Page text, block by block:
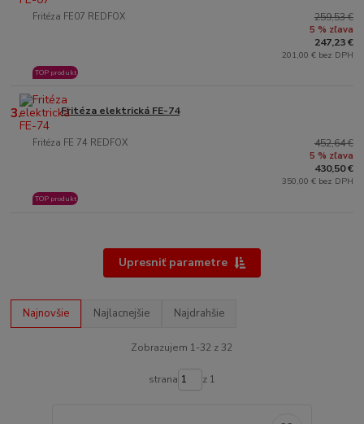
Fritéza FE07 REDFOX
TOP produkt
259,53 €
5 % zľava
247,23 €
201,00 € bez DPH
3. Fritéza elektrická FE-74
Fritéza FE 74 REDFOX
TOP produkt
452,64 €
5 % zľava
430,50 €
350,00 € bez DPH
Upresniť parametre
Najnovšie Najlacnejšie Najdrahšie
Zobrazujem 1-32 z 32
strana z 1